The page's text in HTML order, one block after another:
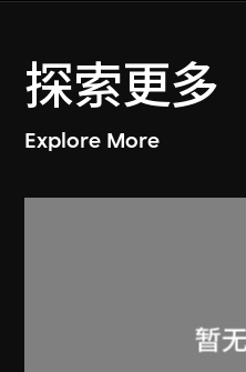
探索更多
Explore More